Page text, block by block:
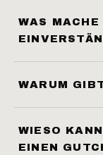
WAS
WARUM
WIESO
EINEN